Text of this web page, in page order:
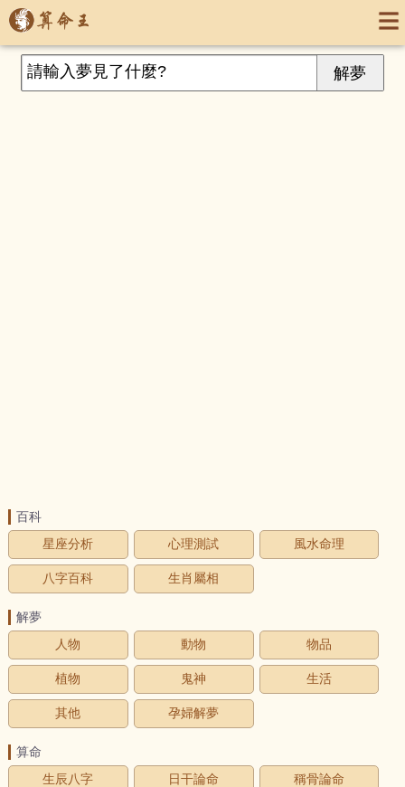
百科
星座分析
心理測試 風水命理
八字百科 生肖屬相
解夢
人物
動物 物品
植物 鬼神 生活
其他 孕婦解夢
算命
生辰八字
日干論命 稱骨論命